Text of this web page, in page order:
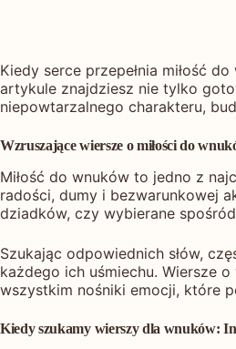
Kiedy serce przepełnia miłość
artykule znajdziesz nie tylko
niepowtarzalnego charakteru,
Wzruszające wiersze o miłości do
Miłość do wnuków to jedno z
radości, dumy i bezwarunkowej
dziadków, czy wybierane
Szukając odpowiednich słów,
każdego ich uśmiechu. Wiersze
wszystkim nośniki emocji, które
Kiedy szukamy wierszy dla wnuków: